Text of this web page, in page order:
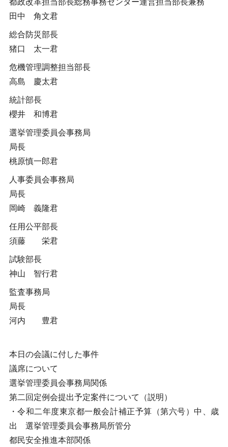
都政改革担当部長総務事務センター運営担当部長兼務
田中 角文君
総合防災部長
猪口 太一君
危機管理調整担当部長
高島 慶太君
統計部長
櫻井 和博君
選挙管理委員会事務局
局長
桃原慎一郎君
人事委員会事務局
局長
岡崎 義隆君
任用公平部長
須藤 栄君
試験部長
神山 智行君
監査事務局
局長
河内 豊君
本日の会議に付した事件
議席について
選挙管理委員会事務局関係
第二回定例会提出予定案件について（説明）
・令和二年度東京都一般会計補正予算（第六号）中、歳
出 選挙管理委員会事務局所管分
都民安全推進本部関係